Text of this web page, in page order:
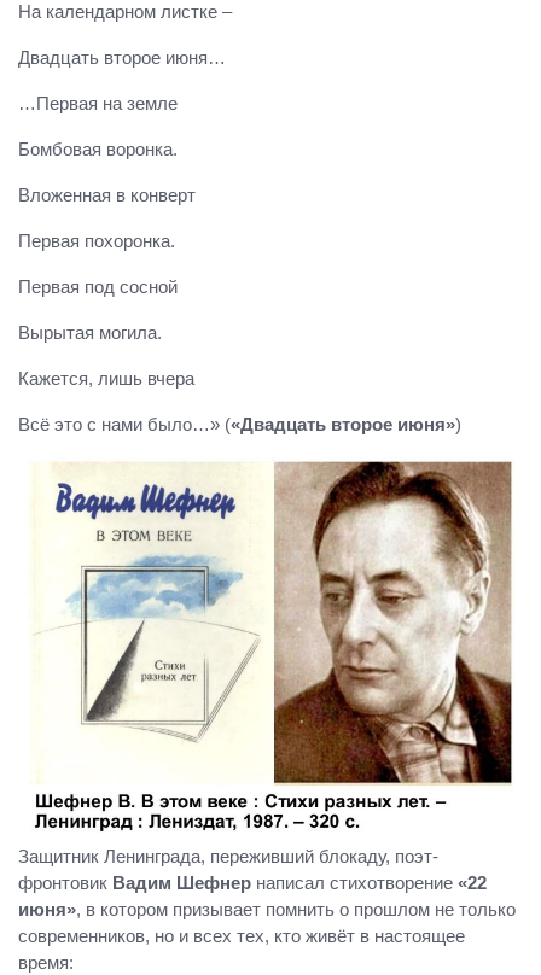
На календарном листке –
Двадцать второе июня…
…Первая на земле
Бомбовая воронка.
Вложенная в конверт
Первая похоронка.
Первая под сосной
Вырытая могила.
Кажется, лишь вчера
Всё это с нами было…» («Двадцать второе июня»)
Защитник Ленинграда, переживший блокаду, поэт-
фронтовик Вадим Шефнер написал стихотворение «22
июня», в котором призывает помнить о прошлом не только
современников, но и всех тех, кто живёт в настоящее
время: